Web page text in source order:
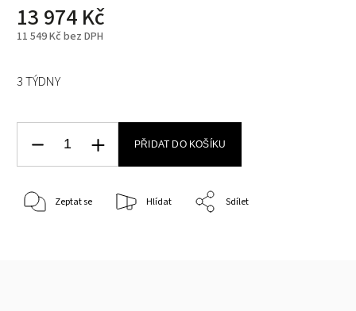
13 974 Kč
11 549 Kč bez DPH
3 TÝDNY
PŘIDAT DO KOŠÍKU
Zeptat se Hlídat Sdílet